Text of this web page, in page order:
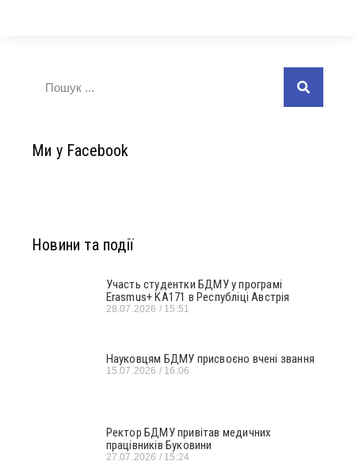
Ми у Facebook
Новини та події
Участь студентки БДМУ у програмі
Erasmus+ KA171 в Республіці Австрія
28.07.2026 15:51
Науковцям БДМУ присвоєно вчені звання
15.07.2026 16:06
Ректор БДМУ привітав медичних
працівників Буковини
27.07.2026 15:24